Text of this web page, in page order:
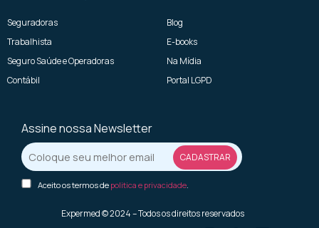
Seguradoras
Trabalhista
Seguro Saúde e Operadoras
Contábil
Blog
E-books
Na Mídia
Portal LGPD
Assine nossa Newsletter
Aceito os termos de politica e privacidade.
Expermed © 2024 – Todos os direitos reservados